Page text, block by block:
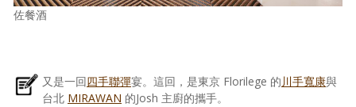
佐餐酒
又是一回四手聯彈宴。這回，是東京 Florilege 的川手寬康與
台北 MIRAWAN 的Josh 主廚的攜手。